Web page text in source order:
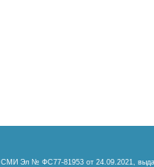
СМИ Эл № ФС77-81953 от 24.09.2021,